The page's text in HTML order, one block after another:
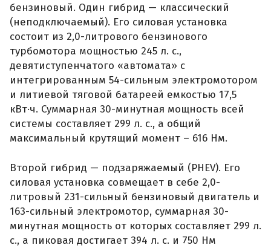
бензиновый. Один гибрид — классический
(неподключаемый). Его силовая установка
состоит из 2,0-литрового бензинового
турбомотора мощностью 245 л. с.,
девятиступенчатого «автомата» с
интегрированным 54-сильным электромотором
и литиевой тяговой батареей емкостью 17,5
кВт·ч. Суммарная 30-минутная мощность всей
системы составляет 299 л. с., а общий
максимальный крутящий момент – 616 Нм.
Второй гибрид — подзаряжаемый (PHEV). Его
силовая установка совмещает в себе 2,0-
литровый 231-сильный бензиновый двигатель и
163-сильный электромотор, суммарная 30-
минутная мощность от которых составляет 299 л.
с., а пиковая достигает 394 л. с. и 750 Нм